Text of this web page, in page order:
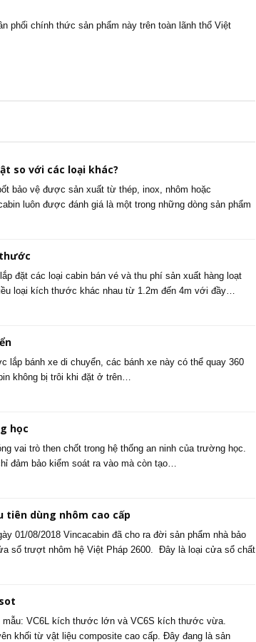
phối chính thức sản phẩm này trên toàn lãnh thổ Việt
so với các loại khác?
bảo vệ được sản xuất từ thép, inox, nhôm hoặc
luôn được đánh giá là một trong những dòng sản phẩm
đặt các loại cabin bán vé và thu phí sản xuất hàng loạt
loại kích thước khác nhau từ 1.2m đến 4m với đầy…
lắp bánh xe di chuyển, các bánh xe này có thể quay 360
không bị trôi khi đặt ở trên…
học
vai trò then chốt trong hệ thống an ninh của trường học.
đảm bảo kiểm soát ra vào mà còn tạo…
tiên dùng nhôm cao cấp
01/08/2018 Vincacabin đã cho ra đời sản phẩm nhà bảo
sổ trượt nhôm hệ Việt Pháp 2600. Đây là loại cửa sổ chất
mẫu: VC6L kích thước lớn và VC6S kích thước vừa.
khối từ vật liệu composite cao cấp. Đây đang là sản